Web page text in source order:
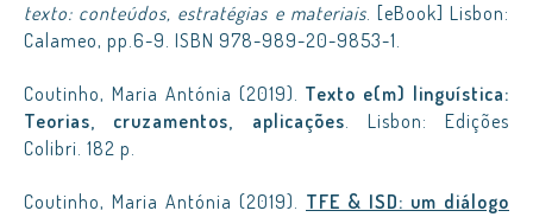
texto: conteúdos, estratégias e materiais. [eBook] Lisbon:
Calameo, pp.6-9. ISBN 978-989-20-9853-1.
Coutinho, Maria Antónia (2019). Texto e(m) linguística:
Teorias, cruzamentos, aplicações. Lisbon: Edições
Colibri. 182 p.
Coutinho, Maria Antónia (2019). TFE & ISD: um diálogo